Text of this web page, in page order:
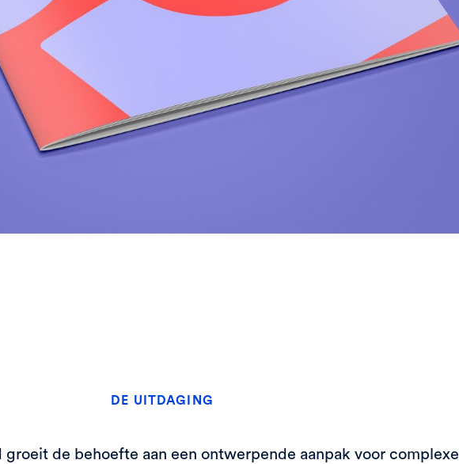
DE UITDAGING
groeit de behoefte aan een ontwerpende aanpak voor complexe